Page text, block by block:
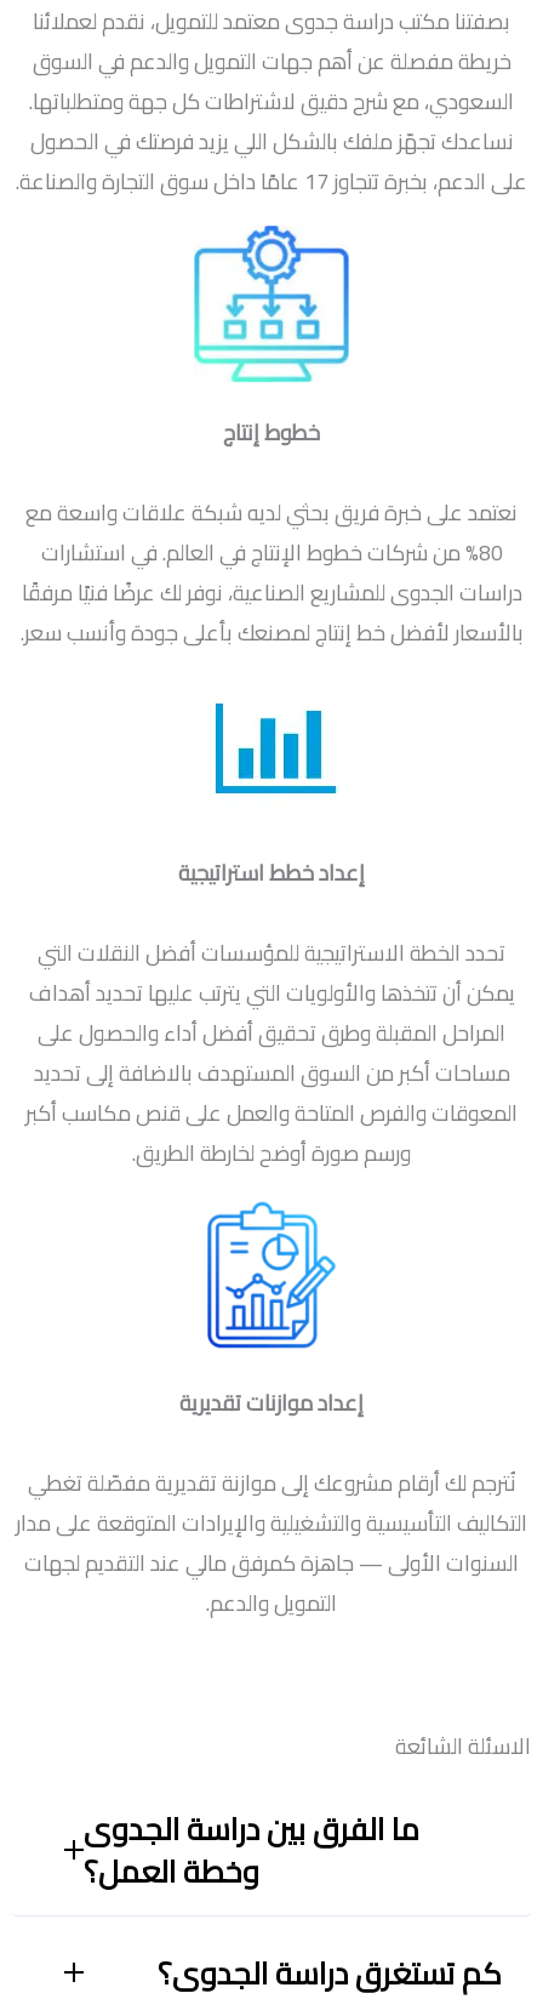
بصفتنا مكتب دراسة جدوى معتمد للتمويل، نقدم لعملائنا
خريطة مفصلة عن أهم جهات التمويل والدعم في السوق
السعودي، مع شرح دقيق لاشتراطات كل جهة ومتطلباتها.
نساعدك تجهّز ملفك بالشكل اللي يزيد فرصتك في الحصول
على الدعم، بخبرة تتجاوز 17 عامًا داخل سوق التجارة والصناعة.
خطوط إنتاج
نعتمد على خبرة فريق بحثي لديه شبكة علاقات واسعة مع
80% من شركات خطوط الإنتاج في العالم. في استشارات
دراسات الجدوى للمشاريع الصناعية، نوفر لك عرضًا فنيًا مرفقًا
بالأسعار لأفضل خط إنتاج لمصنعك بأعلى جودة وأنسب سعر.
إعداد خطط استراتيجية
تحدد الخطة الاستراتيجية للمؤسسات أفضل النقلات التي
يمكن أن تتخذها والأولويات التي يترتب عليها تحديد أهداف
المراحل المقبلة وطرق تحقيق أفضل أداء والحصول على
مساحات أكبر من السوق المستهدف بالاضافة إلى تحديد
المعوقات والفرص المتاحة والعمل على قنص مكاسب أكبر
ورسم صورة أوضح لخارطة الطريق.
إعداد موازنات تقديرية
نُترجم لك أرقام مشروعك إلى موازنة تقديرية مفصّلة تغطي
التكاليف التأسيسية والتشغيلية والإيرادات المتوقعة على مدار
السنوات الأولى — جاهزة كمرفق مالي عند التقديم لجهات
التمويل والدعم.
الاسئلة الشائعة
ما الفرق بين دراسة الجدوى
وخطة العمل؟
كم تستغرق دراسة الجدوى؟